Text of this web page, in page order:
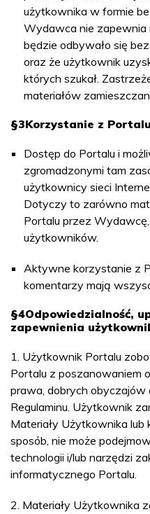
użytkownika w formie
Wydawca nie zapewnia
będzie odbywało się
oraz że użytkownik
których szukał.
materiałów
§3Korzystanie z Portalu
Dostęp do Portalu i
zgromadzonymi tam
użytkownicy sieci
Dotyczy to zarówno
Portalu przez
użytkowników.
Aktywne korzystanie z
komentarzy mają
§4Odpowiedzialność,
zapewnienia
1. Użytkownik Portalu
Portalu z poszanowaniem
prawa, dobrych
Regulaminu. Użytkownik
Materiały Użytkownika
sposób, nie może
technologii i/lub narzędzi
informatycznego Portalu.
2. Materiały Użytkownika